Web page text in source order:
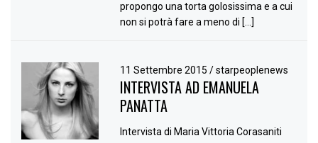
propongo una torta golosissima e a cui
non si potrà fare a meno di […]
11 Settembre 2015/ starpeoplenews
INTERVISTA AD EMANUELA
PANATTA
Intervista di Maria Vittoria Corasaniti